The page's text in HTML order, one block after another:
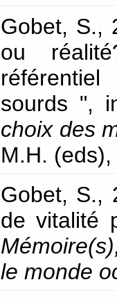
Gobet, S.,
ou
sourds ",
choix des
M.H.
Gobet, S.,
de vitalité
le monde